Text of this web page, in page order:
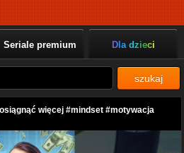
Seriale premium Dla dzieci
szukaj
więcej #mindset #motywacja